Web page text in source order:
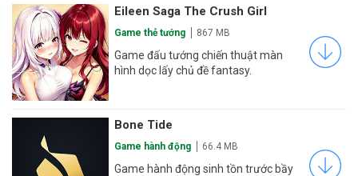
Eileen Saga The Crush Girl
Game thẻ tướng 867 MB
Game đấu tướng chiến thuật màn
hình dọc lấy chủ đề fantasy.
Bone Tide
Game hành động 66.4 MB
Game hành động sinh tồn trước bầy